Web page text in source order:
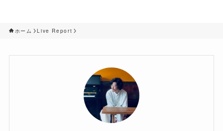
ホーム Live Report